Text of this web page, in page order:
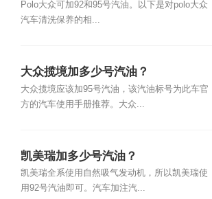
Polo大众可加92和95号汽油。以下是对polo大众
汽车清洗保养的相...
大众揽境加多少号汽油？
大众揽境应该加95号汽油，该汽油标号为此车官
方的汽车使用手册推荐。大众...
凯美瑞加多少号汽油？
凯美瑞全系使用自然吸气发动机，所以凯美瑞使
用92号汽油即可。汽车加注汽...